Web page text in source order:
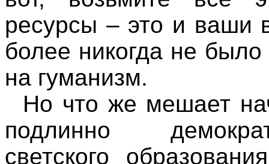
ресурсы – это и ваши
более никогда не
на гуманизм.
Но что же мешает
подлинно
светского